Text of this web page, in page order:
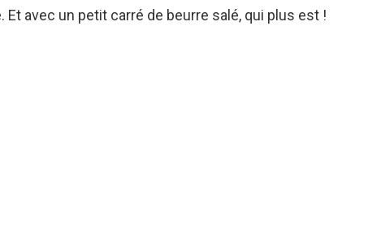
Et avec un petit carré de beurre salé, qui plus est !